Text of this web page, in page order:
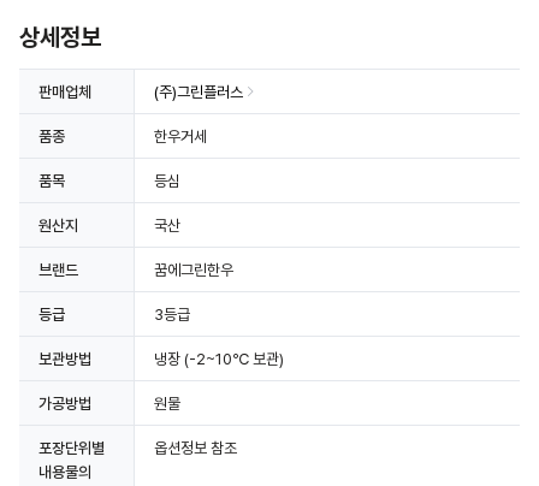
상세정보
판매업체 (주)그린플러스
품종 한우거세
품목 등심
원산지 국산
브랜드 꿈에그린한우
등급 3등급
보관방법 냉장 (-2~10℃ 보관)
가공방법 원물
포장단위별
내용물의
옵션정보 참조